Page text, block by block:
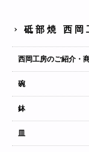
砥部焼 西岡
西岡工房のご紹介・
碗
鉢
皿